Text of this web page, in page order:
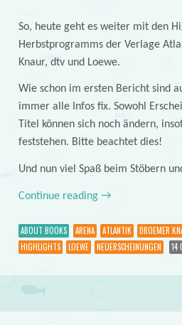
So, heute geht es weiter mit den
Herbstprogramms der Verlage
Knaur, dtv und Loewe.
Wie schon im ersten Bericht sind
immer alle Infos fix. Sowohl
Titel können sich noch ändern,
feststehen. Bitte beachtet dies!
Und nun viel Spaß beim Stöbern
Continue reading →
ABOUT BOOKS ARENA ATLANTIK DROEMER
HIGHLIGHTS
LOEWE NEUERSCHEINUNGEN 14